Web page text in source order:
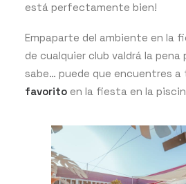
está perfectamente bien!
Empaparte del ambiente en la
de cualquier club valdrá la pena
sabe… puede que encuentres a
favorito en la fiesta en la